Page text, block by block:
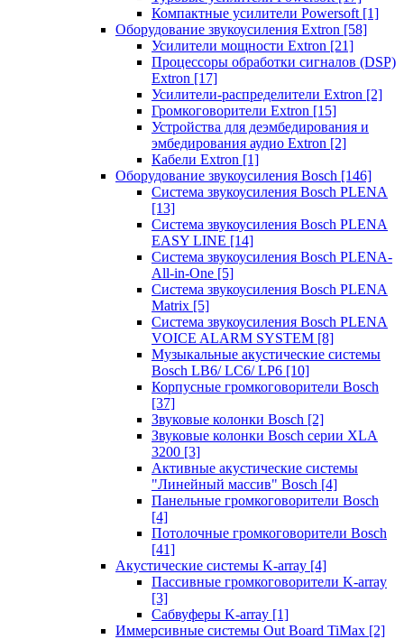
Компактные усилители Powersoft [1]
Оборудование звукоусиления Extron [58]
Усилители мощности Extron [21]
Процессоры обработки сигналов (DSP)
Extron [17]
Усилители-распределители Extron [2]
Громкоговорители Extron [15]
Устройства для деэмбедирования и
эмбедирования аудио Extron [2]
Кабели Extron [1]
Оборудование звукоусиления Bosch [146]
Система звукоусиления Bosch PLENA
[13]
Система звукоусиления Bosch PLENA
EASY LINE [14]
Система звукоусиления Bosch PLENA-
All-in-One [5]
Система звукоусиления Bosch PLENA
Matrix [5]
Система звукоусиления Bosch PLENA
VOICE ALARM SYSTEM [8]
Музыкальные акустические системы
Bosch LB6/ LC6/ LP6 [10]
Корпусные громкоговорители Bosch
[37]
Звуковые колонки Bosch [2]
Звуковые колонки Bosch серии XLA
3200 [3]
Активные акустические системы
"Линейный массив" Bosch [4]
Панельные громкоговорители Bosch
[4]
Потолочные громкоговорители Bosch
[41]
Акустические системы K-array [4]
Пассивные громкоговорители K-array
[3]
Сабвуферы K-array [1]
Иммерсивные системы Out Board TiMax [2]